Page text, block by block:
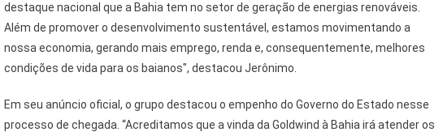
destaque nacional que a Bahia tem no setor de geração de energias renováveis.
Além de promover o desenvolvimento sustentável, estamos movimentando a
nossa economia, gerando mais emprego, renda e, consequentemente, melhores
condições de vida para os baianos", destacou Jerônimo.
Em seu anúncio oficial, o grupo destacou o empenho do Governo do Estado nesse
processo de chegada. “Acreditamos que a vinda da Goldwind à Bahia irá atender os